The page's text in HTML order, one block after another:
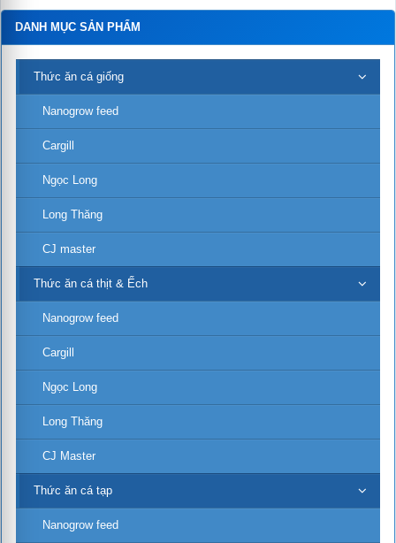
DANH MỤC SẢN PHẨM
Thức ăn cá giống
Nanogrow feed
Cargill
Ngọc Long
Long Thăng
CJ master
Thức ăn cá thịt & Ếch
Nanogrow feed
Cargill
Ngọc Long
Long Thăng
CJ Master
Thức ăn cá tạp
Nanogrow feed